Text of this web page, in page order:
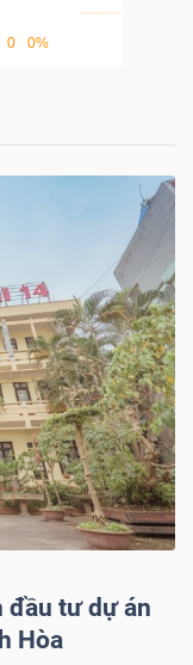
0 0%
đầu tư dự án
Hòa